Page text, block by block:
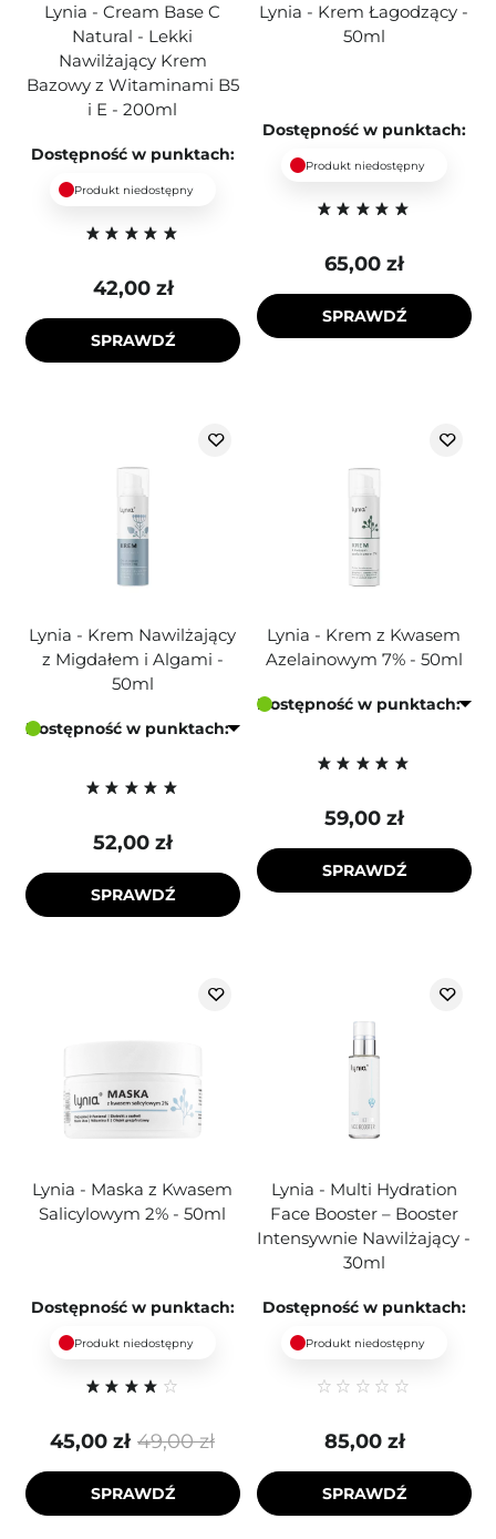
Lynia - Cream Base C
Natural - Lekki
Nawilżający Krem
Bazowy z Witaminami B5
i E - 200ml
Dostępność w punktach:
Produkt niedostępny
42,00 zł
SPRAWDŹ
Lynia - Krem Łagodzący -
50ml
Dostępność w punktach:
Produkt niedostępny
65,00 zł
SPRAWDŹ
Lynia - Krem Nawilżający
z Migdałem i Algami -
50ml
Dostępność w punktach:
52,00 zł
SPRAWDŹ
Lynia - Krem z Kwasem
Azelainowym 7% - 50ml
Dostępność w punktach:
59,00 zł
SPRAWDŹ
Lynia - Maska z Kwasem
Salicylowym 2% - 50ml
Dostępność w punktach:
Produkt niedostępny
49,00 zł
45,00 zł
SPRAWDŹ
Lynia - Multi Hydration
Face Booster – Booster
Intensywnie Nawilżający -
30ml
Dostępność w punktach:
Produkt niedostępny
85,00 zł
SPRAWDŹ